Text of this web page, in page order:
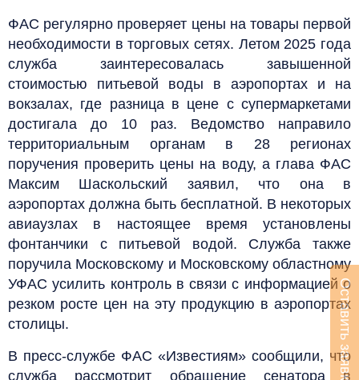
ФАС регулярно проверяет цены на товары первой
необходимости в торговых сетях. Летом 2025 года
служба заинтересовалась завышенной
стоимостью питьевой воды в аэропортах и на
вокзалах, где разница в цене с супермаркетами
достигала до 10 раз. Ведомство направило
территориальным органам в 28 регионах
поручения проверить цены на воду, а глава ФАС
Максим Шаскольский заявил, что она в
аэропортах должна быть бесплатной. В некоторых
авиаузлах в настоящее время установлены
фонтанчики с питьевой водой. Служба также
поручила Московскому и Московскому областному
УФАС усилить контроль в связи с информацией о
резком росте цен на эту продукцию в аэропортах
столицы.
В пресс-службе ФАС «Известиям» сообщили, что
служба рассмотрит обращение сенатора в
Оставить заявку